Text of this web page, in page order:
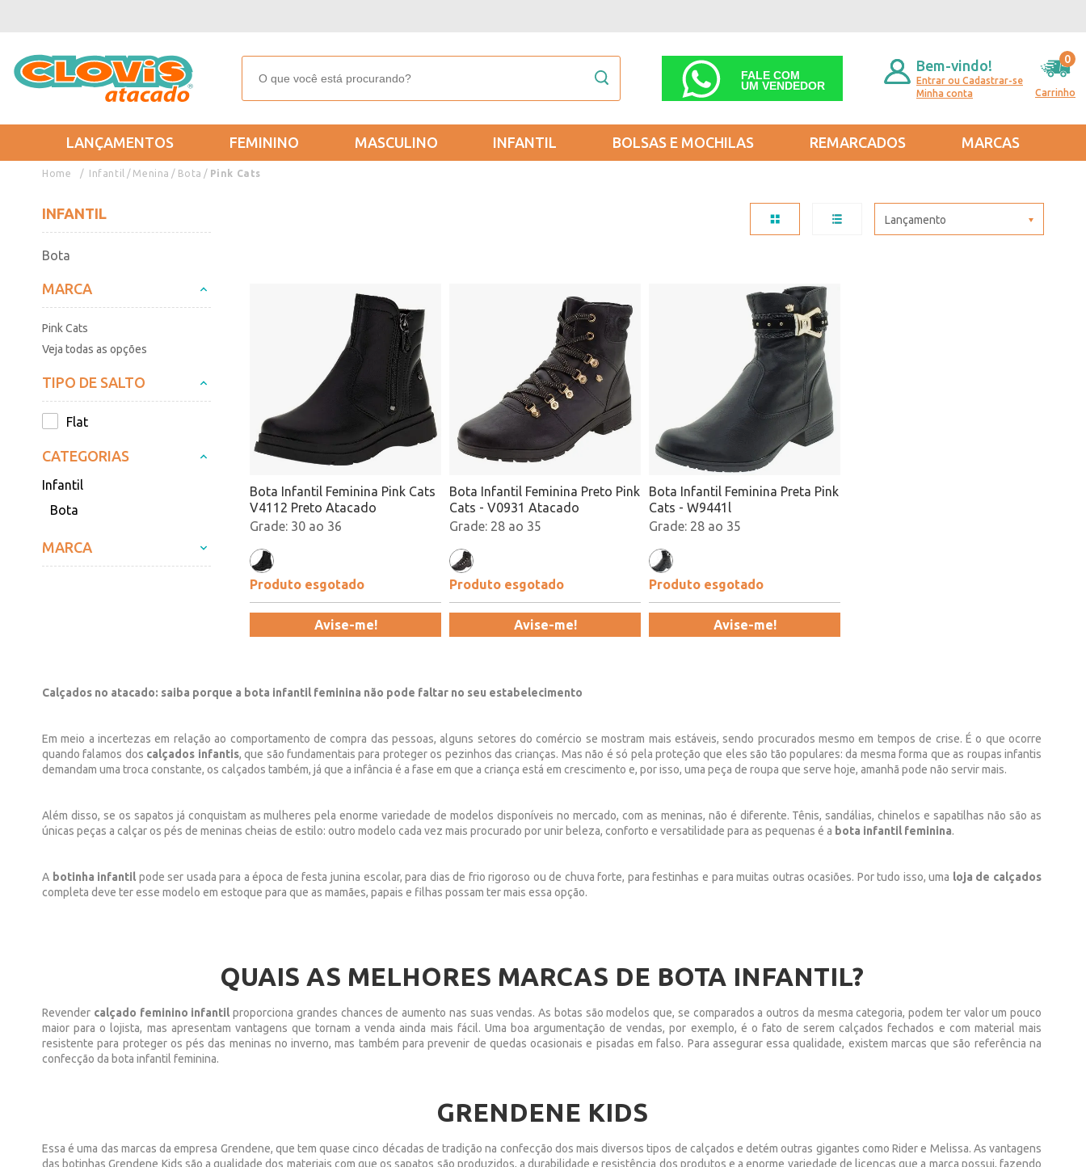
FALE COM
UM VENDEDOR
Bem-vindo!
Entrar ou Cadastrar-se
Minha conta
Carrinho
0
LANÇAMENTOS FEMININO MASCULINO INFANTIL BOLSAS E MOCHILAS REMARCADOS MARCAS
Infantil Menina Bota Pink Cats
INFANTIL
Bota
MARCA
Pink Cats
Veja todas as opções
TIPO DE SALTO
Flat
CATEGORIAS
Infantil
Bota
MARCA
Lançamento
Bota Infantil Feminina Pink Cats
V4112 Preto Atacado
30 ao 36
Produto esgotado
Avise-me!
Bota Infantil Feminina Preto Pink
Cats - V0931 Atacado
28 ao 35
Produto esgotado
Avise-me!
Bota Infantil Feminina Preta Pink
Cats - W9441l
28 ao 35
Produto esgotado
Avise-me!
Calçados no atacado: saiba porque a bota infantil feminina não pode faltar no seu estabelecimento
Em meio a incertezas em relação ao comportamento de compra das pessoas, alguns setores do comércio se mostram mais estáveis, sendo procurados mesmo em tempos de crise. É o que ocorre
quando falamos dos calçados infantis, que são fundamentais para proteger os pezinhos das crianças. Mas não é só pela proteção que eles são tão populares: da mesma forma que as roupas infantis
demandam uma troca constante, os calçados também, já que a infância é a fase em que a criança está em crescimento e, por isso, uma peça de roupa que serve hoje, amanhã pode não servir mais.
Além disso, se os sapatos já conquistam as mulheres pela enorme variedade de modelos disponíveis no mercado, com as meninas, não é diferente. Tênis, sandálias, chinelos e sapatilhas não são as
únicas peças a calçar os pés de meninas cheias de estilo: outro modelo cada vez mais procurado por unir beleza, conforto e versatilidade para as pequenas é a bota infantil feminina.
A botinha infantil pode ser usada para a época de festa junina escolar, para dias de frio rigoroso ou de chuva forte, para festinhas e para muitas outras ocasiões. Por tudo isso, uma loja de calçados
completa deve ter esse modelo em estoque para que as mamães, papais e filhas possam ter mais essa opção.
QUAIS AS MELHORES MARCAS DE BOTA INFANTIL?
Revender calçado feminino infantil proporciona grandes chances de aumento nas suas vendas. As botas são modelos que, se comparados a outros da mesma categoria, podem ter valor um pouco
maior para o lojista, mas apresentam vantagens que tornam a venda ainda mais fácil. Uma boa argumentação de vendas, por exemplo, é o fato de serem calçados fechados e com material mais
resistente para proteger os pés das meninas no inverno, mas também para prevenir de quedas ocasionais e pisadas em falso. Para assegurar essa qualidade, existem marcas que são referência na
confecção da bota infantil feminina.
GRENDENE KIDS
Essa é uma das marcas da empresa Grendene, que tem quase cinco décadas de tradição na confecção dos mais diversos tipos de calçados e detém outras gigantes como Rider e Melissa. As vantagens
das botinhas Grendene Kids são a qualidade dos materiais com que os sapatos são produzidos, a durabilidade e resistência dos produtos e a enorme variedade de licenças que a marca possui, fazendo